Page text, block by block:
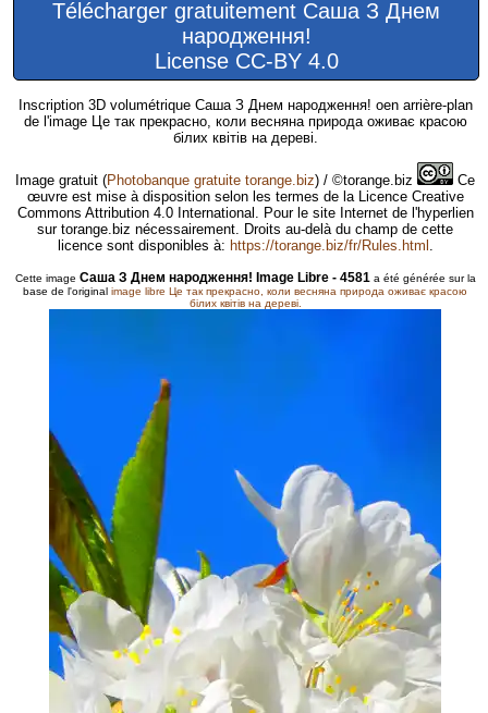
Télécharger gratuitement Саша З Днем
народження!
License CC-BY 4.0
Inscription 3D volumétrique Саша З Днем народження! oen arrière-plan
de l'image Це так прекрасно, коли весняна природа оживає красою
білих квітів на дереві.
Image gratuit (Photobanque gratuite torange.biz) / ©torange.biz
Ce
œuvre est mise à disposition selon les termes de la Licence Creative
Commons Attribution 4.0 International. Pour le site Internet de l'hyperlien
sur torange.biz nécessairement. Droits au-delà du champ de cette
licence sont disponibles à: https://torange.biz/fr/Rules.html .
Cette image Саша З Днем народження! Image Libre - 4581a été générée sur la
base de l'original image libre Це так прекрасно, коли весняна природа оживає красою
білих квітів на дереві.